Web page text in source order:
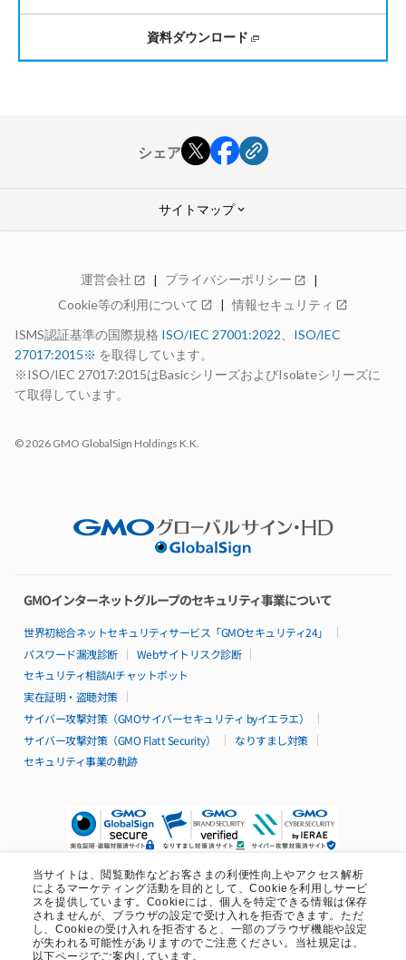
当サイトは、閲覧動作などお客さまの利便性向上やアクセス解析
によるマーケティング活動を目的として、Cookieを利用しサービ
スを提供しています。Cookieには、個人を特定できる情報は保存
されませんが、ブラウザの設定で受け入れを拒否できます。ただ
し、Cookieの受け入れを拒否すると、一部のブラウザ機能や設定
が失われる可能性がありますのでご注意ください。当社規定は、
以下ページでご案内しています。
資料ダウンロード
シェア
サイトマップkeyboard_arrow_down
Advanceシリーズ
仕様・機能
構成例
99.99%稼働率保証
サポート
お申し込みの流れ
パートナー制度
特長
料金
仕様・機能
構成例
99.95%稼働率保証
サポート
導入事例
Isolateシリーズ
仕様・機能
サポート
導入無料サポート特典
導入事例
その他シリーズ
Publicクラウド open_in_new
運営会社 open_in_new プライバシーポリシー open_in_new
Cookie等の利用について open_in_new 情報セキュリティ open_in_new
ISMS認証基準の国際規格 ISO/IEC 27001:2022、ISO/IEC
27017:2015※ を取得しています。
※ISO/IEC 27017:2015はBasicシリーズおよびIsolateシリーズに
て取得しています。
© 2026 GMO GlobalSign Holdings K.K.
GMOインターネットグループのセキュリティ事業について
世界初総合ネットセキュリティサービス「GMOセキュリティ24」
パスワード漏洩診断
Webサイトリスク診断
セキュリティ相談AIチャットボット
実在証明・盗聴対策
サイバー攻撃対策（GMOサイバーセキュリティ byイエラエ）
サイバー攻撃対策（GMO Flatt Security）
なりすまし対策
セキュリティ事業の軌跡